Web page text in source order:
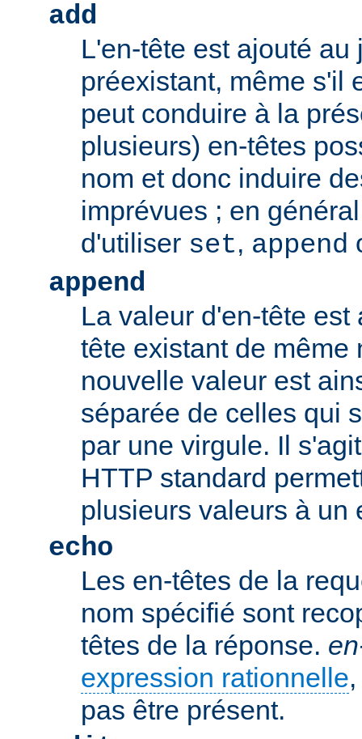
add
L'en-tête est ajouté au
préexistant, même s'il
peut conduire à la
plusieurs) en-têtes
nom et donc induire
imprévues ; en
d'utiliser set, append
append
La valeur d'en-tête est
tête existant de même
nouvelle valeur est
séparée de celles qui
par une virgule. Il
HTTP standard
plusieurs valeurs à un
echo
Les en-têtes de la
nom spécifié sont
têtes de la réponse.
expression rationnelle
pas être présent.